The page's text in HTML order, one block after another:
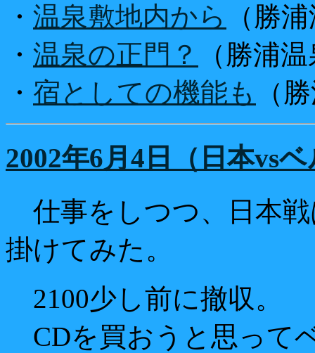
・ 温泉敷地内から
（勝
・ 温泉の正門？
（勝浦
・ 宿としての機能も （
2002年6月4日（日本vs
仕事をしつつ、日本
掛けてみた。
2100少し前に撤収。
CDを買おうと思って